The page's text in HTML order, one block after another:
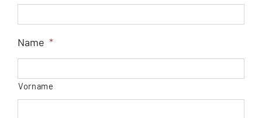
Name *
Vorname